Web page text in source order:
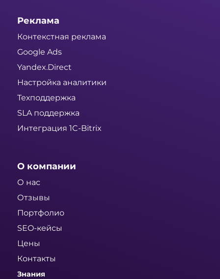
Реклама
Контекстная реклама
Google Ads
Yandex.Direct
Настройка аналитики
Техподдержка
SLA поддержка
Интеграция 1C-Bitrix
О компании
О нас
Отзывы
Портфолио
SEO-кейсы
Цены
Контакты
Знания